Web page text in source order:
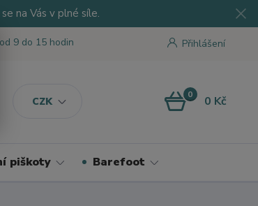
na Vás v plné síle.
CZK
Přihlášení
9 do 15 hodin
0 0 Kč
piškoty Barefoot